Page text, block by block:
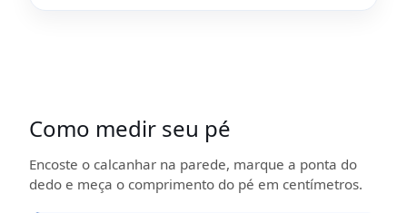
Como medir seu pé
Encoste o calcanhar na parede, marque a ponta do
dedo e meça o comprimento do pé em centímetros.